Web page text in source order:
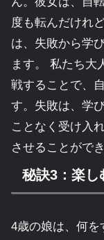
度も転んだけれ
は、失敗から学
ます。 私たち大
戦することで、
す。失敗は、学
ことなく受け入
させることができ
秘訣3：楽し
4歳の娘は、何を